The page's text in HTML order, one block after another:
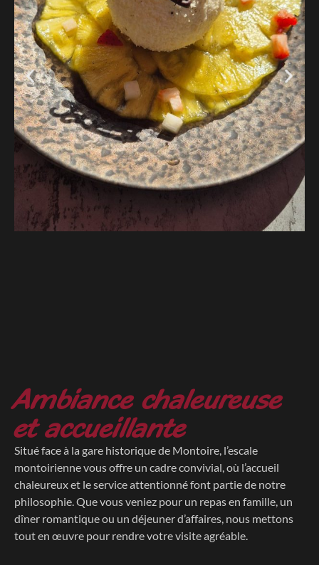
Ambiance chaleureuse
et accueillante
Situé face à la gare historique de Montoire, l’escale
montoirienne vous offre un cadre convivial, où l’accueil
chaleureux et le service attentionné font partie de notre
philosophie. Que vous veniez pour un repas en famille, un
dîner romantique ou un déjeuner d’affaires, nous mettons
tout en œuvre pour rendre votre visite agréable.